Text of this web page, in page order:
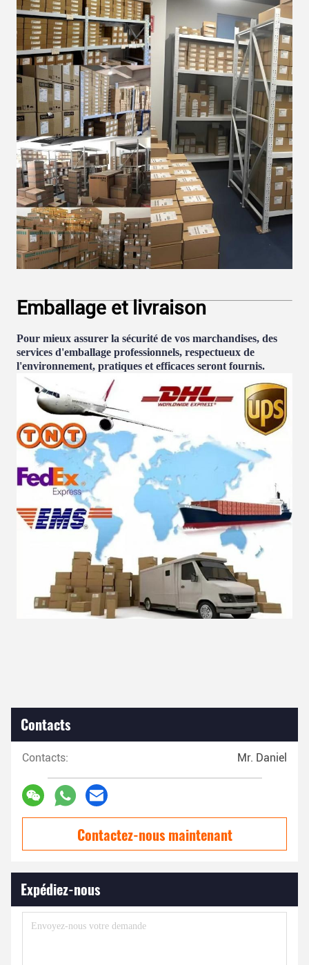
Emballage et livraison
Pour mieux assurer la sécurité de vos marchandises, des
services d'emballage professionnels, respectueux de
l'environnement, pratiques et efficaces seront fournis.
Contacts
Contacts: Mr. Daniel
Contactez-nous maintenant
Expédiez-nous